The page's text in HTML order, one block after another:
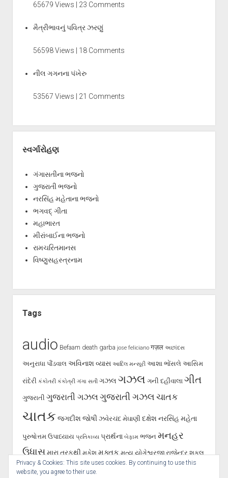
65679 Views | 23 Comments
મૈત્રીભાવનું પવિત્ર ઝરણું
56598 Views | 18 Comments
નીલ ગગનના પંખેરુ
53567 Views | 21 Comments
સ્વર્ગારોહણ
ગંગાસતીના ભજનો
ગુજરાતી ભજનો
નરસિંહ મહેતાના ભજનો
ભગવદ્ ગીતા
મહાભારત
મીરાંબાઈના ભજનો
રામચરિતમાનસ
વિષ્ણુસહસ્ત્રનામ
Tags
audio Befaam death garba jose feliciano गज़ल અછાંદસ
અનુરાધા પૌંડવાલ અવિનાશ વ્યાસ આદિલ મન્સૂરી આશા ભોંસલે આસિમ
રાંદેરી કંકોતરી કંકોત્રી ગંગા સતી ગઝલ ગઝલ ગની દહીંવાલા ગીત
ગુજરાતી ગુજરાતી ગઝલ ગુજરાતી ગઝલ ચાતક
ચાતક જગદીશ જોષી ઝવેરચંદ મેઘાણી દક્ષેશ નરસિંહ મહેતા
પુરુષોત્તમ ઉપાધ્યાય પ્રતિકાવ્ય પ્રાર્થના બેફામ ભજન મનહર
ઉધાસ મારા તરફથી મુકેશ મુક્તક મૃત્યુ યોગેશ્વરજી રાજેન્દ્ર શુકલ
રાવજી પટેલ શૂન્ય પાલનપુરી સૈફ પાલનપુરી હસ્તાક્ષર
Privacy & Cookies: This site uses cookies. By continuing to use this
website, you agree to their use.